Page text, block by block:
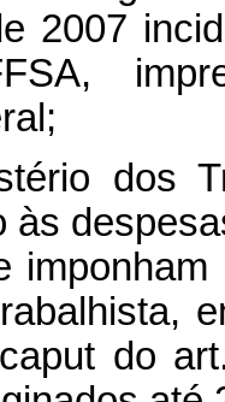
2007
dos
às
caput do